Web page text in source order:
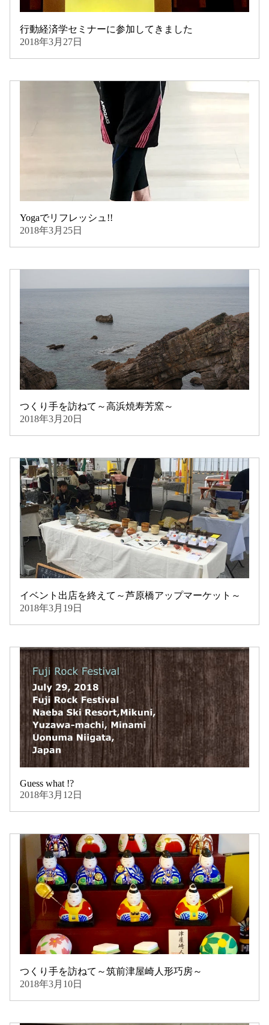
行動経済学セミナーに参加してきました
2018年3月27日
Yogaでリフレッシュ!!
2018年3月25日
つくり手を訪ねて～高浜焼寿芳窯～
2018年3月20日
イベント出店を終えて～芦原橋アップマーケット～
2018年3月19日
Guess what !?
2018年3月12日
つくり手を訪ねて～筑前津屋崎人形巧房～
2018年3月10日